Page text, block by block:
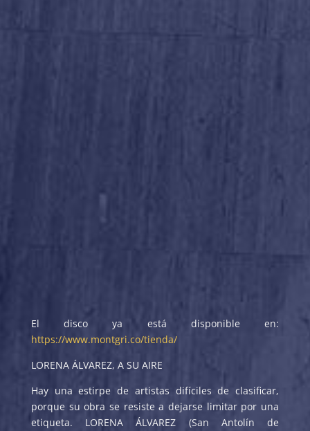
El disco ya está disponible en:
https://www.montgri.co/tienda/
LORENA ÁLVAREZ, A SU AIRE
Hay una estirpe de artistas difíciles de clasificar,
porque su obra se resiste a dejarse limitar por una
etiqueta. LORENA ÁLVAREZ (San Antolín de